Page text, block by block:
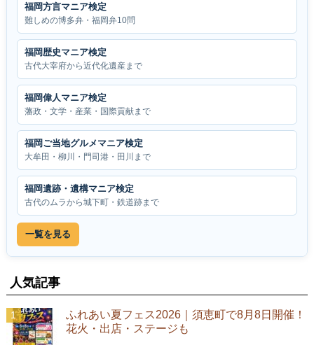
福岡方言マニア検定
難しめの博多弁・福岡弁10問
福岡歴史マニア検定
古代大宰府から近代化遺産まで
福岡偉人マニア検定
藩政・文学・産業・国際貢献まで
福岡ご当地グルメマニア検定
大牟田・柳川・門司港・田川まで
福岡遺跡・遺構マニア検定
古代のムラから城下町・鉄道跡まで
一覧を見る
人気記事
ふれあい夏フェス2026｜須恵町で8月8日開催！
花火・出店・ステージも